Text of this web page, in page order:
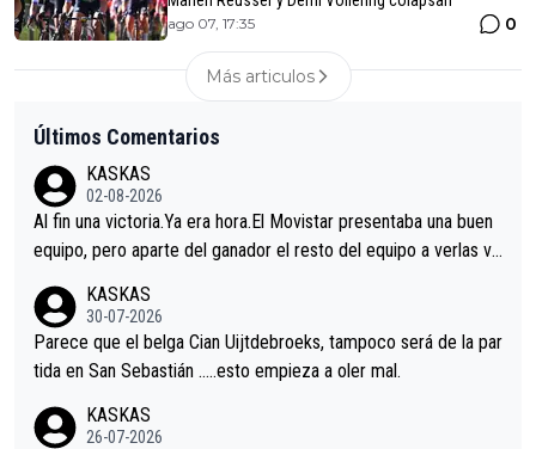
ago 07, 17:35 0
Más articulos
Últimos Comentarios
KASKAS
02-08-2026
Al fin una victoria.Ya era hora.El Movistar presentaba una buen
equipo, pero aparte del ganador el resto del equipo a verlas ve
s.La única buena noticia es la mejoría de Enric Más en San Seb
astian.Si en la Vuelta a Burgos sigue la mejoría, podríamos ten
er alguna sorpresa en la Vuelta.Ojalá.
KASKAS
30-07-2026
Parece que el belga Cian Uijtdebroeks, tampoco será de la par
tida en San Sebastián …..esto empieza a oler mal.
KASKAS
26-07-2026